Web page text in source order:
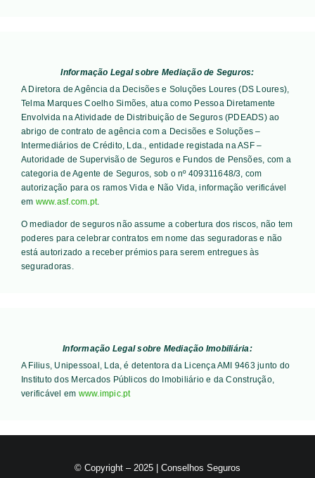
Informação Legal sobre Mediação de Seguros:
A Diretora de Agência da Decisões e Soluções Loures (DS Loures),
Telma Marques Coelho Simões, atua como Pessoa Diretamente
Envolvida na Atividade de Distribuição de Seguros (PDEADS) ao
abrigo de contrato de agência com a Decisões e Soluções –
Intermediários de Crédito, Lda., entidade registada na ASF –
Autoridade de Supervisão de Seguros e Fundos de Pensões, com a
categoria de Agente de Seguros, sob o nº 409311648/3, com
autorização para os ramos Vida e Não Vida, informação verificável
em www.asf.com.pt.
O mediador de seguros não assume a cobertura dos riscos, não tem
poderes para celebrar contratos em nome das seguradoras e não
está autorizado a receber prémios para serem entregues às
seguradoras.
Informação Legal sobre Mediação Imobiliária:
A Filius, Unipessoal, Lda, é detentora da Licença AMI 9463 junto do
Instituto dos Mercados Públicos do Imobiliário e da Construção,
verificável em www.impic.pt
© Copyright – 2025 | Conselhos Seguros